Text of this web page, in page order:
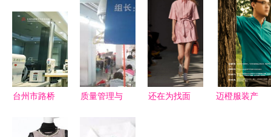
台州市路桥
械厂 专业
质量管理与
融合 服装
还在为找面
迈橙服装产